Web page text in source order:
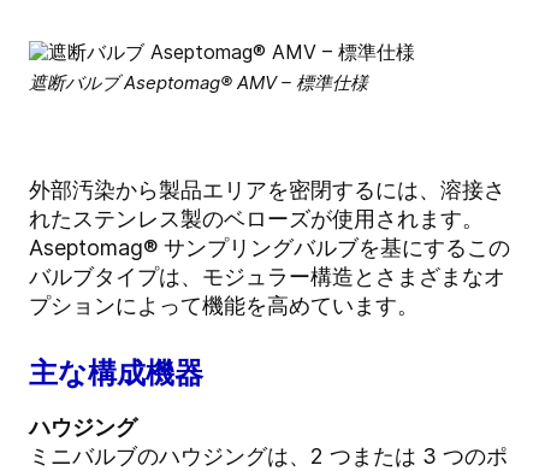
遮断バルブ Aseptomag® AMV – 標準仕様
外部汚染から製品エリアを密閉するには、溶接さ
れたステンレス製のベローズが使用されます。
Aseptomag® サンプリングバルブを基にするこの
バルブタイプは、モジュラー構造とさまざまなオ
プションによって機能を高めています。
主な構成機器
ハウジング
ミニバルブのハウジングは、2 つまたは 3 つのポ